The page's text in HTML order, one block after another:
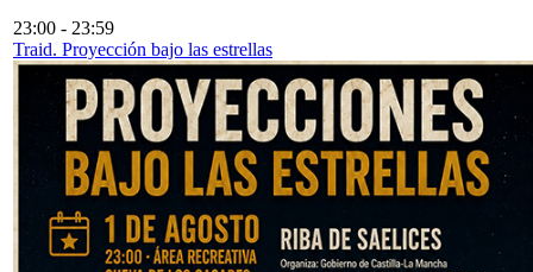
23:00 - 23:59
Traid. Proyección bajo las estrellas